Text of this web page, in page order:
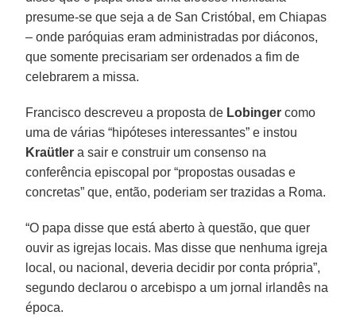
presume-se que seja a de San Cristóbal, em Chiapas
– onde paróquias eram administradas por diáconos,
que somente precisariam ser ordenados a fim de
celebrarem a missa.
Francisco descreveu a proposta de Lobinger como
uma de várias “hipóteses interessantes” e instou
Kraütler a sair e construir um consenso na
conferência episcopal por “propostas ousadas e
concretas” que, então, poderiam ser trazidas a Roma.
“O papa disse que está aberto à questão, que quer
ouvir as igrejas locais. Mas disse que nenhuma igreja
local, ou nacional, deveria decidir por conta própria”,
segundo declarou o arcebispo a um jornal irlandês na
época.